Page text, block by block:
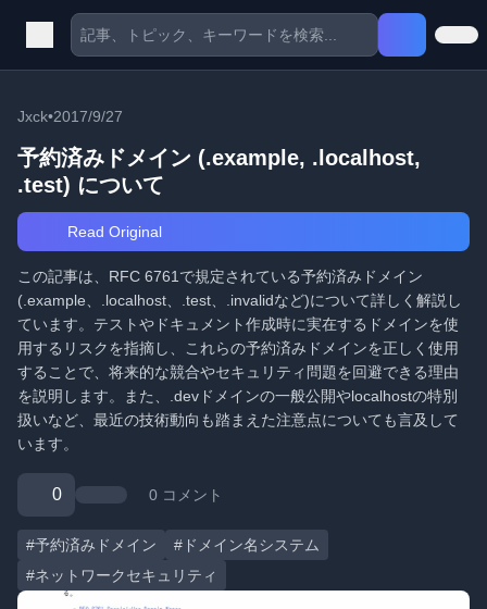
Jxck•2017/9/27
予約済みドメイン (.example, .localhost,
.test) について
Read Original
この記事は、RFC 6761で規定されている予約済みドメイン
(.example、.localhost、.test、.invalidなど)について詳しく解説し
ています。テストやドキュメント作成時に実在するドメインを使
用するリスクを指摘し、これらの予約済みドメインを正しく使用
することで、将来的な競合やセキュリティ問題を回避できる理由
を説明します。また、.devドメインの一般公開やlocalhostの特別
扱いなど、最近の技術動向も踏まえた注意点についても言及して
います。
0 0 コメント
#予約済みドメイン
#ドメイン名システム
#ネットワークセキュリティ